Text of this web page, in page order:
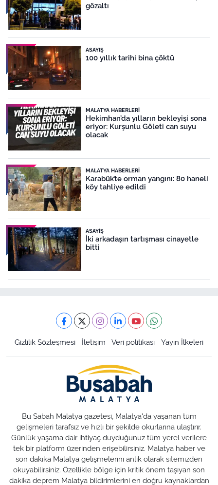
gözaltı
ASAYIŞ
100 yıllık tarihi bina çöktü
MALATYA HABERLERI
Hekimhan’da yılların bekleyişi sona
eriyor: Kurşunlu Göleti can suyu
olacak
MALATYA HABERLERI
Karabük’te orman yangını: 80 haneli
köy tahliye edildi
ASAYIŞ
İki arkadaşın tartışması cinayetle
bitti
Gizlilik Sözleşmesi İletişim Veri politikası Yayın İlkeleri
Bu Sabah Malatya gazetesi, Malatya'da yaşanan tüm
gelişmeleri tarafsız ve hızlı bir şekilde okurlarına ulaştırır.
Günlük yaşama dair ihtiyaç duyduğunuz tüm yerel verilere
tek bir platform üzerinden erişebilirsiniz. Malatya haber ve
son dakika Malatya gelişmelerini anlık olarak sitemizden
okuyabilirsiniz. Özellikle bölge için kritik önem taşıyan son
dakika deprem Malatya bildirimlerini en doğru kaynaklardan